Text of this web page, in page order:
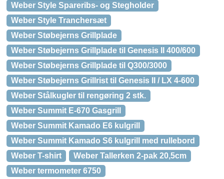
Weber Style Spareribs- og Stegholder
Weber Style Tranchersæt
Weber Støbejerns Grillplade
Weber Støbejerns Grillplade til Genesis II 400/600
Weber Støbejerns Grillplade til Q300/3000
Weber Støbejerns Grillrist til Genesis II / LX 4-600
Weber Stålkugler til rengøring 2 stk.
Weber Summit E-670 Gasgrill
Weber Summit Kamado E6 kulgrill
Weber Summit Kamado S6 kulgrill med rullebord
Weber T-shirt
Weber Tallerken 2-pak 20,5cm
Weber termometer 6750